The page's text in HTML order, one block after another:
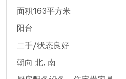
面积163平方米
阳台
二手/状态良好
朝向 北, 南